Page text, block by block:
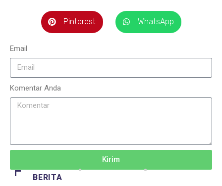
Pinterest WhatsApp
Email
Komentar Anda
Kirim
BERITA